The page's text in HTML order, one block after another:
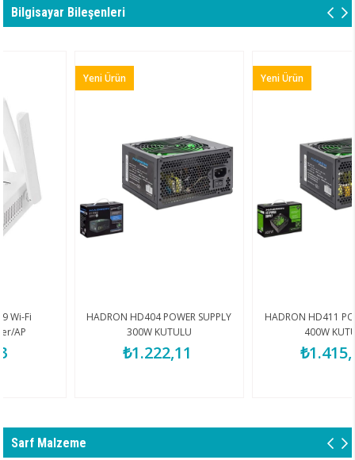
Bilgisayar Bileşenleri
HADRON HD404 POWER SUPPLY
300W KUTULU
₺1.222,11
HADRON HD411 POWER
400W KUTULU
₺1.415,00
Sarf Malzeme